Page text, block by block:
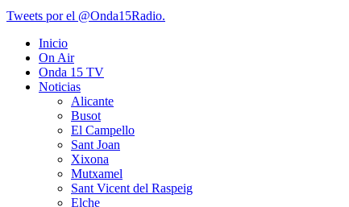
Tweets por el @Onda15Radio.
Inicio
On Air
Onda 15 TV
Noticias
Alicante
Busot
El Campello
Sant Joan
Xixona
Mutxamel
Sant Vicent del Raspeig
Elche